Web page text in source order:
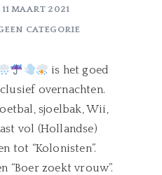
11 MAART 2021
CATEGORIE
is het goed
overnachten.
sjoelbak, Wii,
vol (Hollandse)
tot “Kolonisten”.
“Boer zoekt vrouw”.